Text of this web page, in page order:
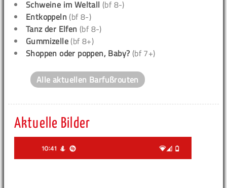
Schweine im Weltall (bf 8-)
Entkoppeln (bf 8-)
Tanz der Elfen (bf 8-)
Gummizelle (bf 8+)
Shoppen oder poppen, Baby? (bf 7+)
Alle aktuellen Barfußrouten
Aktuelle Bilder